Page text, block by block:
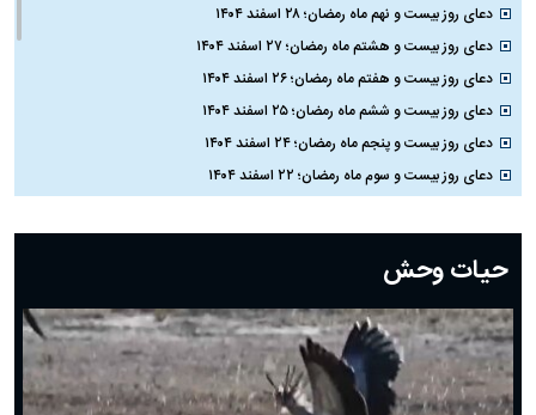
دعای روز بیست و نهم ماه رمضان؛ ۲۸ اسفند ۱۴۰۴
دعای روز بیست و هشتم ماه رمضان؛ ۲۷ اسفند ۱۴۰۴
دعای روز بیست و هفتم ماه رمضان؛ ۲۶ اسفند ۱۴۰۴
دعای روز بیست و ششم ماه رمضان؛ ۲۵ اسفند ۱۴۰۴
دعای روز بیست و پنجم ماه رمضان؛ ۲۴ اسفند ۱۴۰۴
دعای روز بیست و سوم ماه رمضان؛ ۲۲ اسفند ۱۴۰۴
دعای روز بیستم ماه رمضان؛ ۱۹ اسفند ۱۴۰۴
دعای روز هشتم ماه مبارک رمضان؛ ۷ اسفند ماه ۱۴۰۴
دعای روز هفتم ماه رمضان؛ ۶ اسفند ۱۴۰۴
دعای روز ششم ماه رمضان؛ ۵ اسفند ۱۴۰۴
دعای روز پنجم ماه رمضان؛ ۴ اسفند ۱۴۰۴
دعای روز چهارم ماه مبارک رمضان؛ ۳ اسفند ۱۴۰۴
حیات وحش